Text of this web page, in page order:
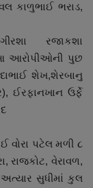
કાળુભાઈ ભરાડ,
રજાકશા
આરોપીઓની પુછ
શેખ,શેરબાનુ
ઈરફાનખાન ઉર્ફે
વોરા પટેલ મળી ૮
રાજકોટ, વેરાવળ,
સુધીમાં કુલ